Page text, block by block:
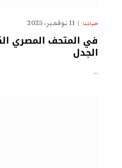
حياتنا 11 نوفمبر، 2025
في المتحف المصري
الجدل
…